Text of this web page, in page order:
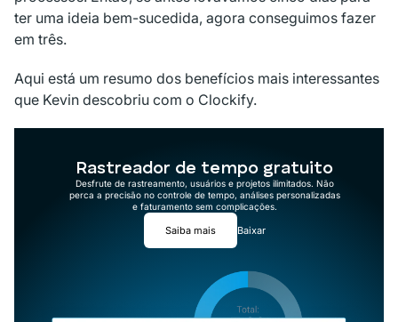
ter uma ideia bem-sucedida, agora conseguimos fazer
em três.
Aqui está um resumo dos benefícios mais interessantes
que Kevin descobriu com o Clockify.
Rastreador de tempo gratuito
Desfrute de rastreamento, usuários e projetos ilimitados. Não
perca a precisão no controle de tempo, análises personalizadas
e faturamento sem complicações.
Saiba mais Baixar